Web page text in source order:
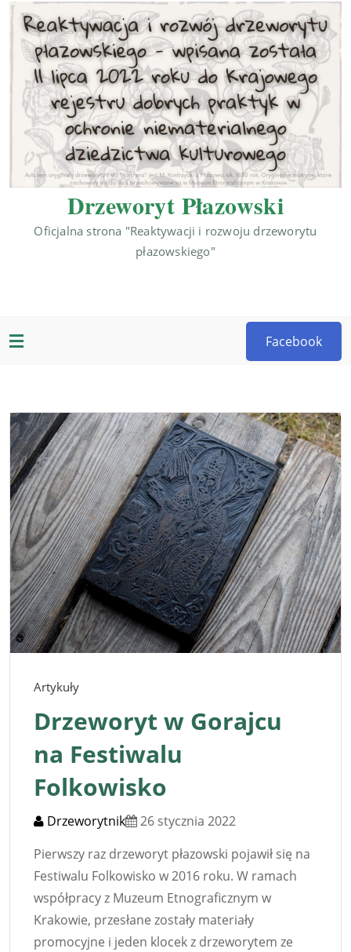
Drzeworyt Płazowski
Oficjalna strona "Reaktywacji i rozwoju drzeworytu
płazowskiego"
Facebook
Artykuły
Drzeworyt w Gorajcu
na Festiwalu
Folkowisko
Drzeworytnik
26 stycznia 2022
Pierwszy raz drzeworyt płazowski pojawił się na
Festiwalu Folkowisko w 2016 roku. W ramach
współpracy z Muzeum Etnograficznym w
Krakowie, przesłane zostały materiały
promocyjne i jeden klocek z drzeworytem ze